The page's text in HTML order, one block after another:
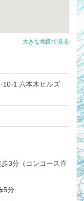
大きな地図で見る
10-1 六本木ヒルズ
3分（コンコース直
5分